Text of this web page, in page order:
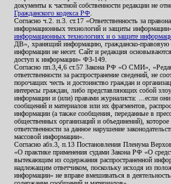
документы к частной собственности редакции не
Гражданского кодекса РФ
Согласно ч.2. п.3. ст.17 «Ответственность за
информационных технологий и защиты
информационных технологиях и о защите
ДВ», хранящий информацию, гражданско-правовую
информации не несет. Сайт и редакция
доступ к информации» ФЗ-149.
Согласно пп.3,4,6 ст.57 Закона РФ «О СМИ»,
ответственности за распространение сведений, не
порочащих честь и достоинство граждан и
интересы граждан, либо представляющих собой
информации и (или) правами журналиста: ...если
сообщений и материалов или их фрагментов,
информации (а также сообщения, переданные в
общественных организаций и объединений),
ответственности за данное нарушение
массовой информации».
Согласно абз.3, п.13 Постановления Пленума
«О практике применения судами Закона РФ «О
вытекающим из содержания распространенной
надлежащим ответчиком, поскольку исходя из
информации» не вправе вмешиваться в